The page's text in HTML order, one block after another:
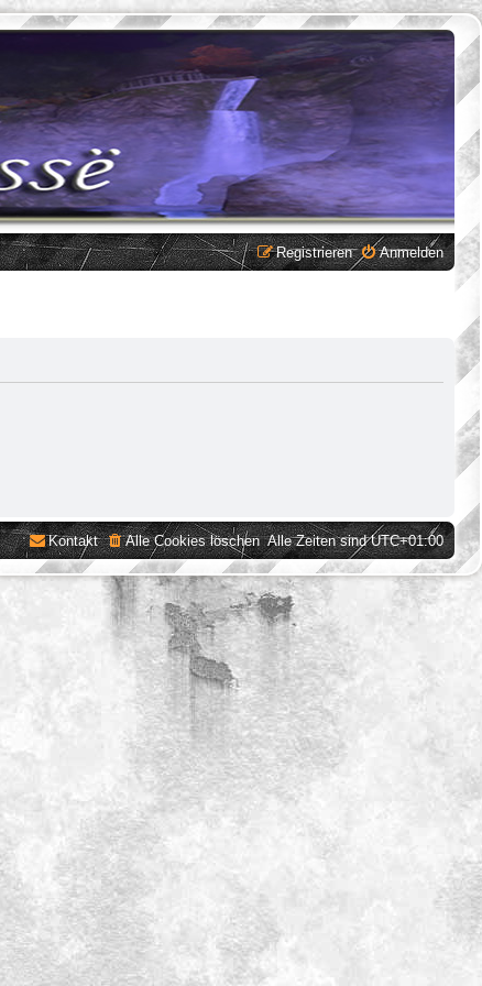
Anmelden
Registrieren
Alle Zeiten sindUTC+01:00
Alle Cookies löschen
Kontakt